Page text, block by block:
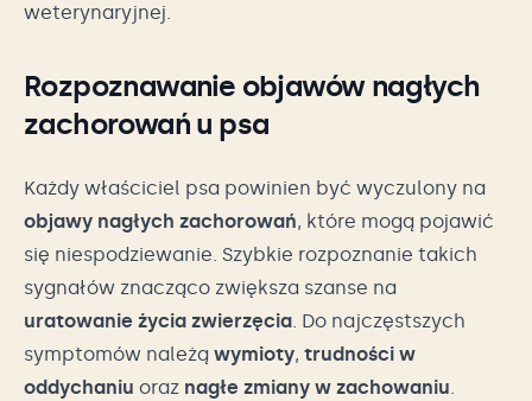
weterynaryjnej.
Rozpoznawanie objawów nagłych
zachorowań u psa
Każdy właściciel psa powinien być wyczulony na
objawy nagłych zachorowań, które mogą pojawić
się niespodziewanie. Szybkie rozpoznanie takich
sygnałów znacząco zwiększa szanse na
uratowanie życia zwierzęcia. Do najczęstszych
symptomów należą wymioty, trudności w
oddychaniu oraz nagłe zmiany w zachowaniu.